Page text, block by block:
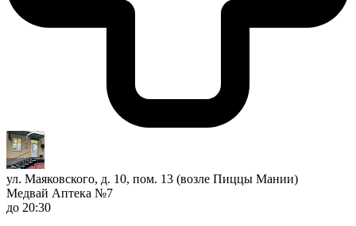
ул. Маяковского, д. 10, пом. 13 (возле Пиццы Мании)
Медвай Аптека №7
до 20:30